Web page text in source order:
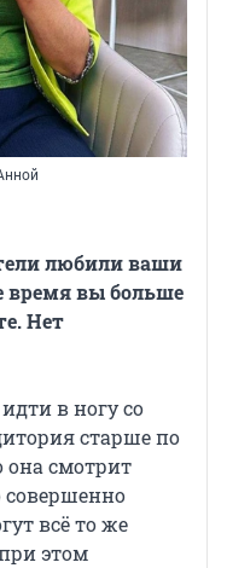
любили ваши
время вы больше
Нет
в ногу со
старше по
она смотрит
совершенно
всё то же
этом